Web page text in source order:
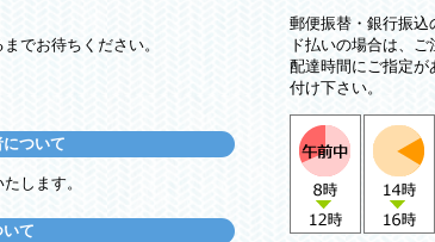
でお待ちください。
ついて
します。
て
郵便振替・銀行振込
ド払いの場合は、
配達時間にご指定が
付け下さい。